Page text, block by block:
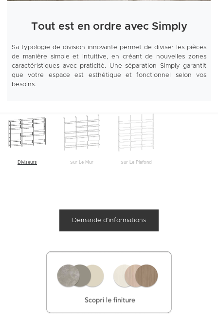
Tout est en ordre avec Simply
Sa typologie de division innovante permet de diviser les pièces
de manière simple et intuitive, en créant de nouvelles zones
caractéristiques avec praticité. Une séparation Simply garantit
que votre espace est esthétique et fonctionnel selon vos
besoins.
Diviseurs Sur Le Mur Sur Le Plafond
Demande d’informations